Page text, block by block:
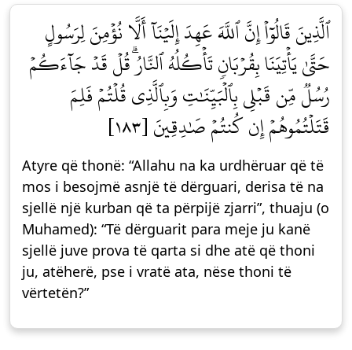
ٱلَّذِينَ قَالُوٓاْ إِنَّ ٱللَّهَ عَهِدَ إِلَيۡنَآ أَلَّا نُؤۡمِنَ لِرَسُولٍ
حَتَّىٰ يَأۡتِيَنَا بِقُرۡبَانٖ تَأۡكُلُهُ ٱلنَّارُۗ قُلۡ قَدۡ جَآءَكُمۡ
رُسُلٞ مِّن قَبۡلِي بِٱلۡبَيِّنَٰتِ وَبِٱلَّذِي قُلۡتُمۡ فَلِمَ
قَتَلۡتُمُوهُمۡ إِن كُنتُمۡ صَٰدِقِينَ [١٨٣]
Atyre që thonë: “Allahu na ka urdhëruar që të
mos i besojmë asnjë të dërguari, derisa të na
sjellë një kurban që ta përpijë zjarri”, thuaju (o
Muhamed): “Të dërguarit para meje ju kanë
sjellë juve prova të qarta si dhe atë që thoni
ju, atëherë, pse i vratë ata, nëse thoni të
vërtetën?”